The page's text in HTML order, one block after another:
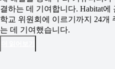
결하는 데 기여합니다. Habitat
학교 위원회에 이르기까지 24개
는 데 기여했습니다.